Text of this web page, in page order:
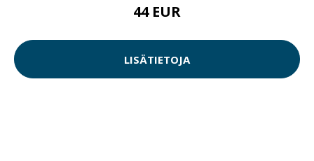
44 EUR
LISÄTIETOJA